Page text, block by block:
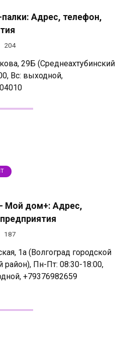
Адрес, телефон,
204
29Б (Среднеахтубинский
Вс: выходной,
Мой дом+: Адрес,
187
1а (Волгоград городской
район), Пн-Пт: 08:30-18:00,
+79376982659